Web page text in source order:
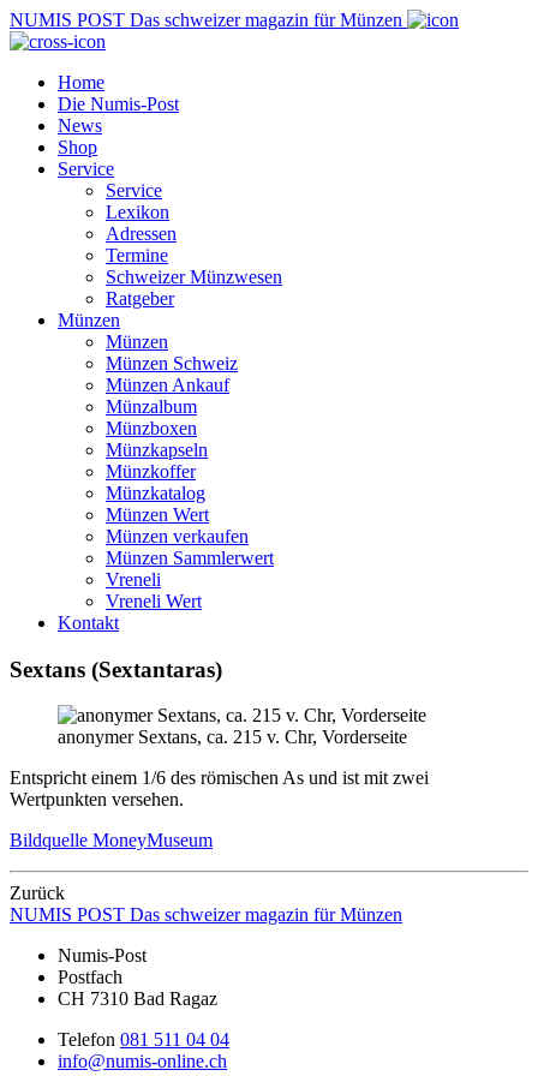
NUMIS POST Das schweizer magazin für Münzen
Home
Die Numis-Post
News
Shop
Service
Service
Lexikon
Adressen
Termine
Schweizer Münzwesen
Ratgeber
Münzen
Münzen
Münzen Schweiz
Münzen Ankauf
Münzalbum
Münzboxen
Münzkapseln
Münzkoffer
Münzkatalog
Münzen Wert
Münzen verkaufen
Münzen Sammlerwert
Vreneli
Vreneli Wert
Kontakt
Sextans (Sextantaras)
anonymer Sextans, ca. 215 v. Chr, Vorderseite
Entspricht einem 1/6 des römischen As und ist mit zwei
Wertpunkten versehen.
Bildquelle MoneyMuseum
Zurück
NUMIS POST Das schweizer magazin für Münzen
Numis-Post
Postfach
CH 7310 Bad Ragaz
Telefon 081 511 04 04
info@numis-online.ch